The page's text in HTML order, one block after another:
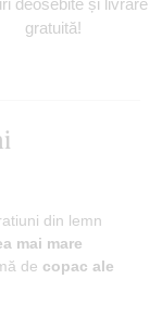
gratuită!
din lemn
mai mare
de copac ale